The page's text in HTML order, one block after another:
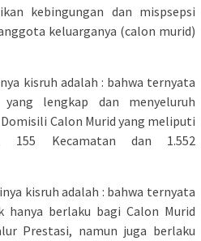
kebingungan dan mispsepsi
keluarganya (calon murid)
kisruh adalah : bahwa ternyata
lengkap dan menyeluruh
Calon Murid yang meliputi
155 Kecamatan dan 1.552
kisruh adalah : bahwa ternyata
berlaku bagi Calon Murid
Prestasi, namun juga berlaku